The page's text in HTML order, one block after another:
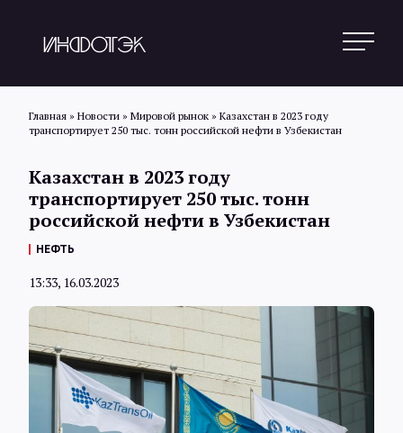
Новости
Обзоры
Интервью
Главная » Новости » Мировой рынок » Казахстан в 2023 году
транспортирует 250 тыс. тонн российской нефти в Узбекистан
Казахстан в 2023 году
транспортирует 250 тыс. тонн
российской нефти в Узбекистан
НЕФТЬ
13:33, 16.03.2023